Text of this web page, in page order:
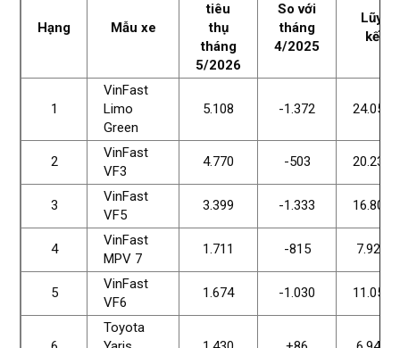
Hạng Mẫu xe
tiêu
thụ
tháng
5/2026
So với
tháng
4/2025
Lũy
kế
1
VinFast
Limo
Green
5.108 -1.372 24.059
2
VinFast
VF3
4.770 -503 20.231
3
VinFast
VF5
3.399 -1.333 16.803
4
VinFast
MPV 7
1.711 -815 7.923
5
VinFast
VF6
1.674 -1.030 11.057
Toyota